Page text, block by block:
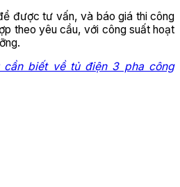
được tư vấn, và báo giá thi công
theo yêu cầu, với công suất hoạt
cần biết về tủ điện 3 pha công